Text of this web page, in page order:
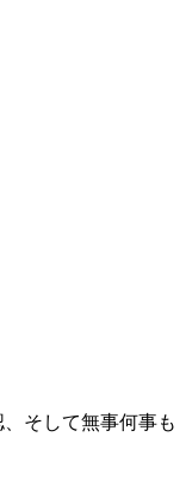
そして無事何事も